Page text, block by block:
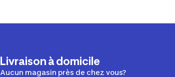
Livraison à domicile
Aucun magasin près de chez vous?